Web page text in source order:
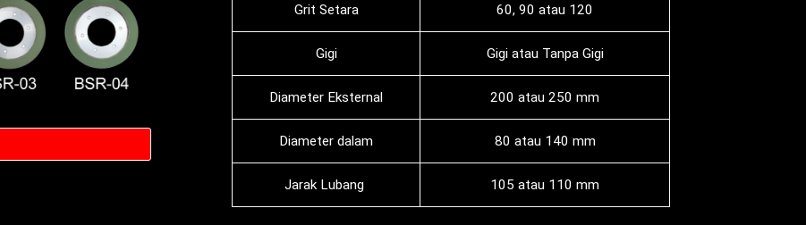
Grit Setara 60, 90 atau 120
Gigi Gigi atau Tanpa Gigi
Diameter Eksternal 200 atau 250 mm
Diameter dalam 80 atau 140 mm
Jarak Lubang 105 atau 110 mm